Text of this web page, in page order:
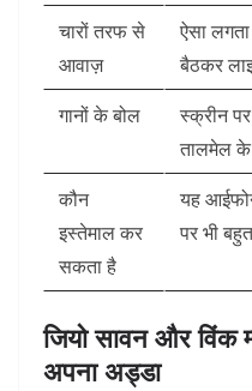
चारों तरफ से
आवाज़
ऐसा
बैठकर
गानों के बोल
स्क्रीन
तालमेल के
कौन
इस्तेमाल कर
सकता है
यह
पर भी
जियो सावन और विंक
अपना अड्डा